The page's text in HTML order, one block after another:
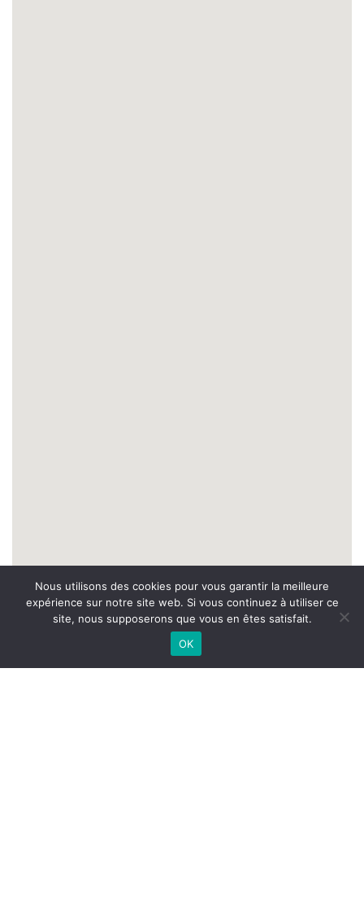
Nous utilisons des cookies pour vous garantir la meilleure
expérience sur notre site web. Si vous continuez à utiliser ce
site, nous supposerons que vous en êtes satisfait.
OK